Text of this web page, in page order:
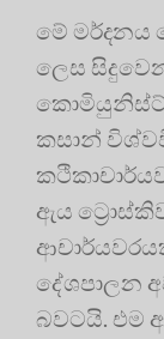
මේ
ලෙස
කොමියුනිස්ට්
කසාන්
ඇය
දේශපාලන
බවටයි. එම